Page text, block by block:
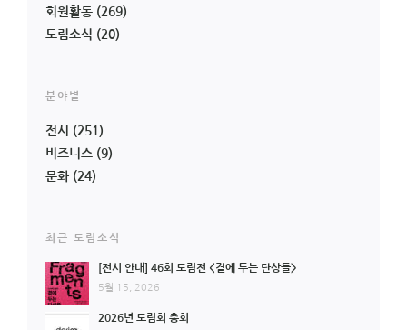
회원활동 (269)
도림소식 (20)
분야별
전시
(251)
비즈니스 (9)
문화 (24)
최근 도림소식
[전시 안내] 46회 도림전 <곁에 두는 단상들>
5월 15, 2026
2026년 도림회 총회